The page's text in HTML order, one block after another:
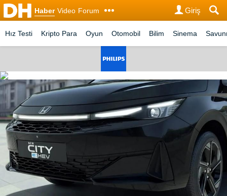
Haber Video Forum Giriş
Hız Testi Kripto Para Oyun Otomobil Bilim Sinema